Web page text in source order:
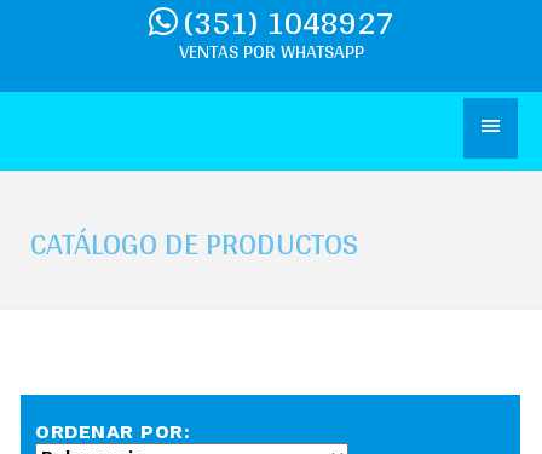
(351) 1048927
CATÁLOGO DE PRODUCTOS
ORDENAR POR: